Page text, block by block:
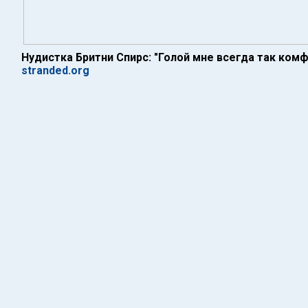
Нудистка Бритни Спирс: "Голой мне всегда так
stranded.org